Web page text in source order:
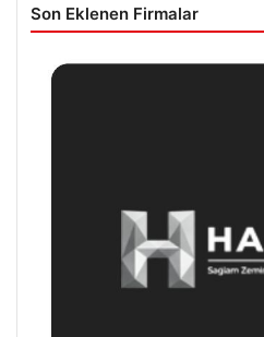
Son Eklenen Firmalar